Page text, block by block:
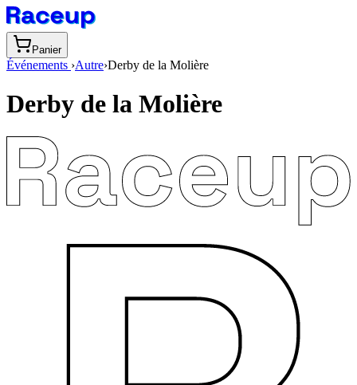
Panier
Événements ›Autre›Derby de la Molière
Derby de la Molière